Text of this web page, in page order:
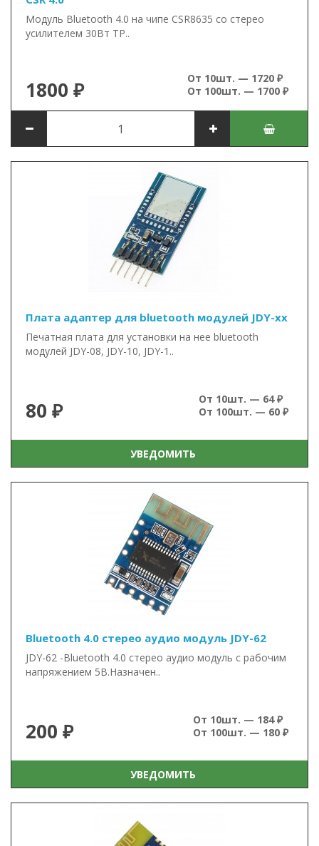
Модуль Bluetooth 4.0 на чипе CSR8635 со стерео
усилителем 30Вт TP..
1800 ₽
От 10шт. — 1720 ₽
От 100шт. — 1700 ₽
Плата адаптер для bluetooth модулей JDY-xx
Печатная плата для установки на нее bluetooth
модулей JDY-08, JDY-10, JDY-1..
80 ₽
От 10шт. — 64 ₽
От 100шт. — 60 ₽
УВЕДОМИТЬ
Bluetooth 4.0 стерео аудио модуль JDY-62
JDY-62 -Bluetooth 4.0 стерео аудио модуль с рабочим
напряжением 5В.Назначен..
200 ₽
От 10шт. — 184 ₽
От 100шт. — 180 ₽
УВЕДОМИТЬ